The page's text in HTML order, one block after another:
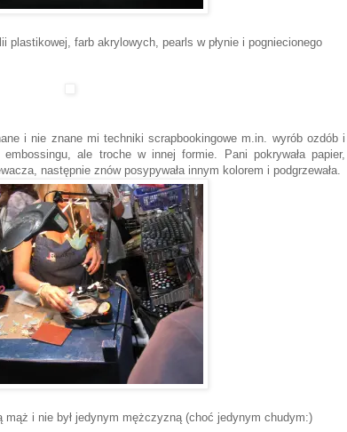
plastikowej, farb akrylowych, pearls w płynie i pogniecionego
i nie znane mi techniki scrapbookingowe m.in. wyrób ozdób i
ale troche w innej formie. Pani pokrywała papier,
następnie znów posypywała innym kolorem i podgrzewała.
mąż i nie był jedynym mężczyzną (choć jedynym chudym:)